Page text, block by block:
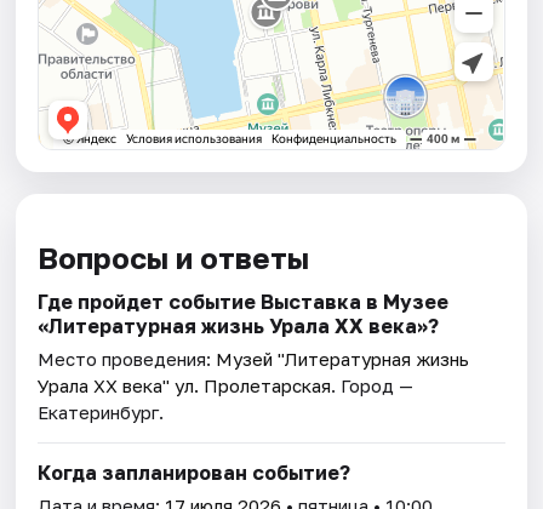
Вопросы и ответы
Где пройдет событие Выставка в Музее
«Литературная жизнь Урала ХХ века»?
Место проведения: Музей "Литературная жизнь
Урала XX века" ул. Пролетарская. Город —
Екатеринбург.
Когда запланирован событие?